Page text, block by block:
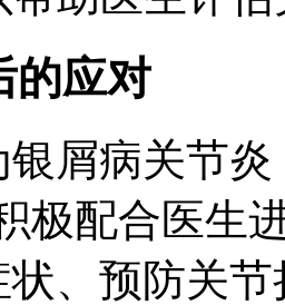
的应对
屑病关节
极配合医生
、预防关